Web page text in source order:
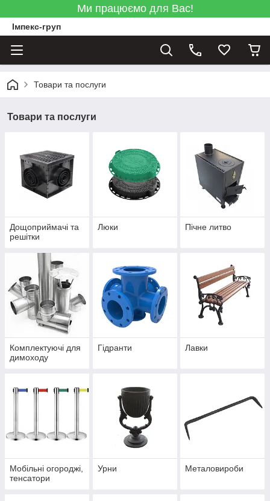
Ми працюємо для Вас!
Імпекс-груп
Товари та послуги
Товари та послуги
Дощоприймачі та
решітки
Люки Пічне литво
Комплектуючі для
димоходу
Гідранти Лавки
Мобільні огороджі,
тенсатори
Урни Металовироби